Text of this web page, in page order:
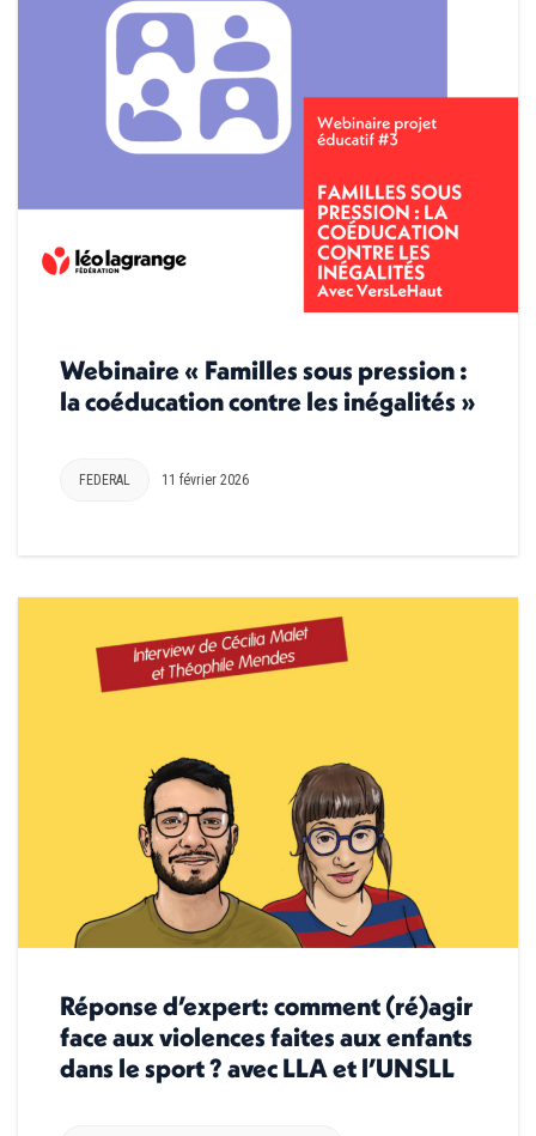
Webinaire « Familles sous pression :
la coéducation contre les inégalités »
FEDERAL 11 février 2026
Réponse d’expert: comment (ré)agir
face aux violences faites aux enfants
dans le sport ? avec LLA et l’UNSLL